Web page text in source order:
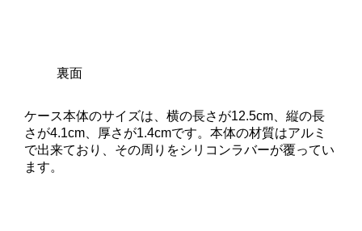
裏面
ケース本体のサイズは、横の長さが12.5cm、縦の長
さが4.1cm、厚さが1.4cmです。本体の材質はアルミ
で出来ており、その周りをシリコンラバーが覆ってい
ます。